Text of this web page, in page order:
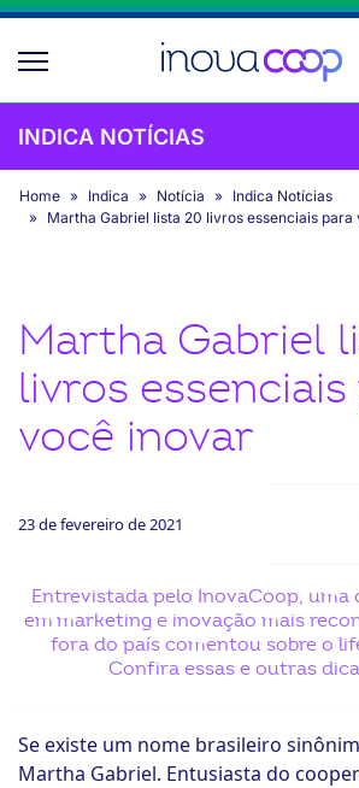
INDICA NOTÍCIAS
Home Indica Notícia
Indica Notícias
Martha Gabriel lista 20 livros essenciais para
Martha Gabriel
livros essenciais
você inovar
23 de fevereiro de 2021
Entrevistada pelo InovaCoop, uma
em marketing e inovação mais
fora do país comentou sobre o
Confira essas e outras
Se existe um nome brasileiro
Martha Gabriel. Entusiasta do